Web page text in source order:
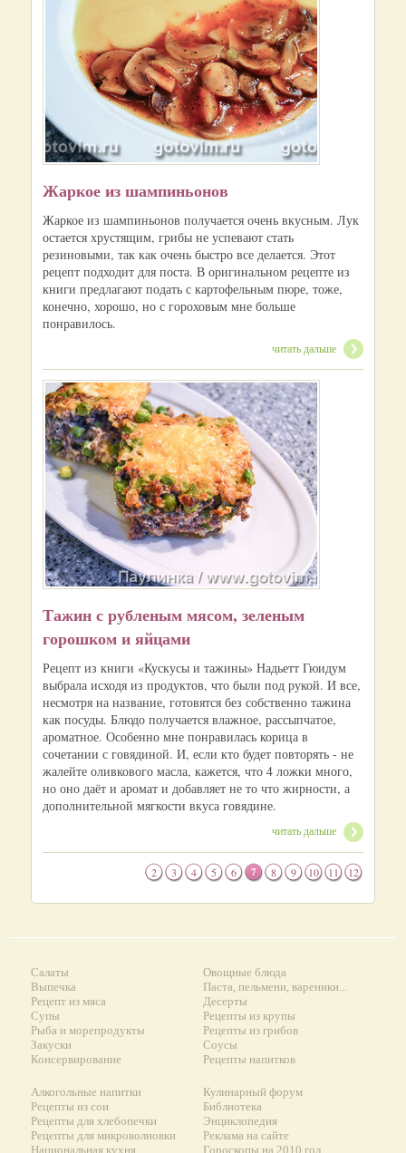
Жаркое из шампиньонов
Жаркое из шампиньонов получается очень вкусным. Лук
остается хрустящим, грибы не успевают стать
резиновыми, так как очень быстро все делается. Этот
рецепт подходит для поста. В оригинальном рецепте из
книги предлагают подать с картофельным пюре, тоже,
конечно, хорошо, но с гороховым мне больше
понравилось.
читать дальше
Тажин с рубленым мясом, зеленым
горошком и яйцами
Рецепт из книги «Кускусы и тажины» Надьетт Гюидум
выбрала исходя из продуктов, что были под рукой. И все,
несмотря на название, готовятся без собственно тажина
как посуды. Блюдо получается влажное, рассыпчатое,
ароматное. Особенно мне понравилась корица в
сочетании с говядиной. И, если кто будет повторять - не
жалейте оливкового масла, кажется, что 4 ложки много,
но оно даёт и аромат и добавляет не то что жирности, а
дополнительной мягкости вкуса говядине.
читать дальше
2 3 4 5 6 7 8 9 10 11 12
Салаты
Выпечка
Рецепт из мяса
Супы
Рыба и морепродукты
Закуски
Консервирование
Овощные блюда
Паста, пельмени, вареники...
Десерты
Рецепты из крупы
Рецепты из грибов
Соусы
Рецепты напитков
Алкогольные напитки
Рецепты из сои
Рецепты для хлебопечки
Рецепты для микроволновки
Национальная кухня
Кулинарный форум
Библиотека
Энциклопедия
Реклама на сайте
Гороскопы на 2010 год